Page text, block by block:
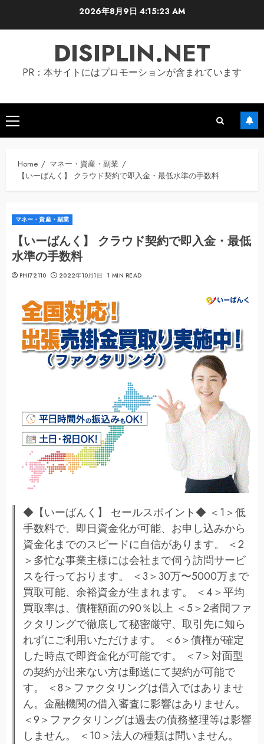
2026年8月9日 4:15:24 AM
DISIPLIN.NET
PR：本サイトにはプロモーションが含まれています
Primary
Menu
Home
マネー・資産・副業
【いーばんく】 クラウド契約で即入金・最低水準の手数料
マネー・資産・副業
【いーばんく】 クラウド契約で即入金・最低
水準の手数料
PHI72110 2022年10月1日 1 MIN READ
◆【いーばんく】 セールスポイント◆ ＜1＞低
手数料で、即日資金化が可能、お申し込みから
資金化までのスピードに自信があります。 ＜2
＞多忙な事業主様には会社まで伺う訪問サービ
スを行っております。 ＜3＞30万〜5000万まで
買取可能、余裕資金が生まれます。 ＜4＞平均
買取率は、債権額面の90％以上 ＜5＞2者間ファ
クタリングで徹底して秘密厳守、取引先に知ら
れずにご利用いただけます。 ＜6＞債権が確定
した時点で即資金化が可能です。 ＜7＞対面型
の契約が出来ない方は郵送にて契約が可能で
す。 ＜8＞ファクタリングは借入ではありませ
ん。金融機関の借入審査に影響はありません。
＜9＞ファクタリングは過去の債務整理等は影響
しません。 ＜10＞法人の種類は問いません。